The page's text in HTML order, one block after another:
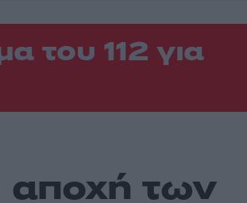
του 112 για
αποχή των